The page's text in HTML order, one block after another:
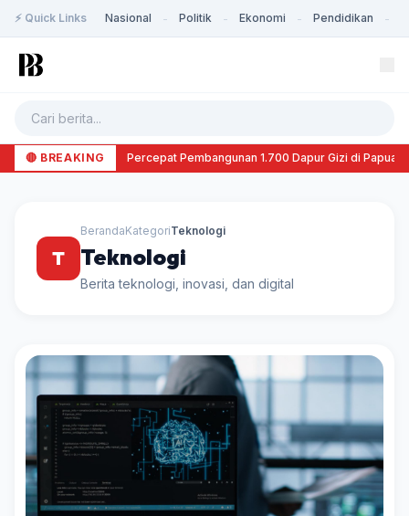
⚡ Quick Links Nasional - Politik - Ekonomi - Pendidikan -
🔴 BREAKINGBGN Percepat Pembangunan 1.700 Dapur Gizi di Papua
T
BerandaKategoriTeknologi
Teknologi
Berita teknologi, inovasi, dan digital